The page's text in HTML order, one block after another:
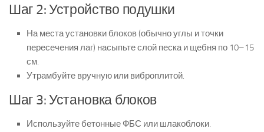
Шаг 2: Устройство подушки
На места установки блоков (обычно углы и точки
пересечения лаг) насыпьте слой песка и щебня по 10–15
см.
Утрамбуйте вручную или виброплитой.
Шаг 3: Установка блоков
Используйте бетонные ФБС или шлакоблоки.